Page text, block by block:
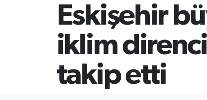
Eskişehir
iklim
takip etti
Eskişehirspor Arşivi
Eskişehir Arşivi
Ekonomi
Süper Lig Puan Durumu ve Fikstür
Tüm Manşetler
Haber Arşivi